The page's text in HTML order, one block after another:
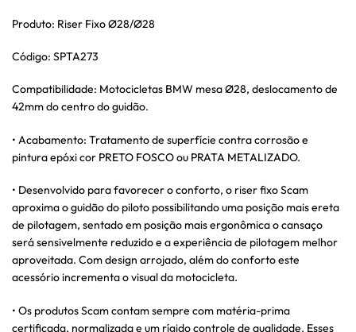
Produto: Riser Fixo Ø28/Ø28
Código: SPTA273
Compatibilidade: Motocicletas BMW mesa Ø28, deslocamento de
42mm do centro do guidão.
• Acabamento: Tratamento de superfície contra corrosão e
pintura epóxi cor PRETO FOSCO ou PRATA METALIZADO.
• Desenvolvido para favorecer o conforto, o riser fixo Scam
aproxima o guidão do piloto possibilitando uma posição mais ereta
de pilotagem, sentado em posição mais ergonômica o cansaço
será sensivelmente reduzido e a experiência de pilotagem melhor
aproveitada. Com design arrojado, além do conforto este
acessório incrementa o visual da motocicleta.
• Os produtos Scam contam sempre com matéria-prima
certificada, normalizada e um rígido controle de qualidade. Esses